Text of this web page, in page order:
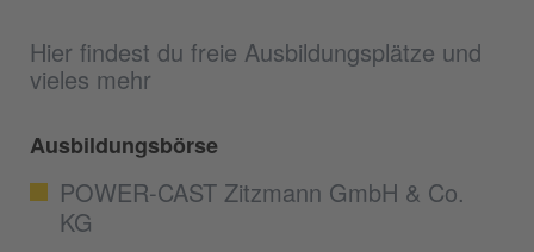
Hier findest du freie Ausbildungsplätze und
vieles mehr
Ausbildungsbörse
POWER-CAST Zitzmann GmbH & Co.
KG